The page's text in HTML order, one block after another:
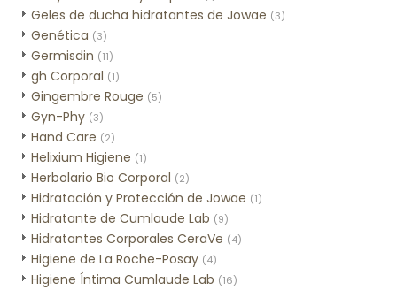
Geles de ducha hidratantes de Jowae (3)
Genética (3)
Germisdin (11)
gh Corporal (1)
Gingembre Rouge (5)
Gyn-Phy (3)
Hand Care (2)
Helixium Higiene (1)
Herbolario Bio Corporal (2)
Hidratación y Protección de Jowae (1)
Hidratante de Cumlaude Lab (9)
Hidratantes Corporales CeraVe (4)
Higiene de La Roche-Posay (4)
Higiene Íntima Cumlaude Lab (16)